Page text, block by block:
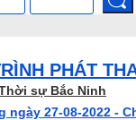
PHÁT
sự Bắc Ninh
ngày 27-08-2022 -